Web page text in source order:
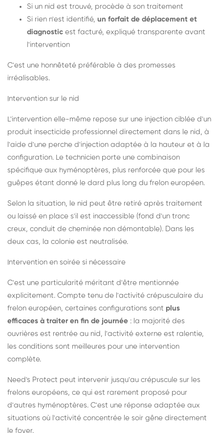
Si un nid est trouvé, procède à son traitement
Si rien n'est identifié, un forfait de déplacement et
diagnostic est facturé, expliqué transparente avant
l'intervention
C'est une honnêteté préférable à des promesses
irréalisables.
Intervention sur le nid
L'intervention elle-même repose sur une injection ciblée d'un
produit insecticide professionnel directement dans le nid, à
l'aide d'une perche d'injection adaptée à la hauteur et à la
configuration. Le technicien porte une combinaison
spécifique aux hyménoptères, plus renforcée que pour les
guêpes étant donné le dard plus long du frelon européen.
Selon la situation, le nid peut être retiré après traitement
ou laissé en place s'il est inaccessible (fond d'un tronc
creux, conduit de cheminée non démontable). Dans les
deux cas, la colonie est neutralisée.
Intervention en soirée si nécessaire
C'est une particularité méritant d'être mentionnée
explicitement. Compte tenu de l'activité crépusculaire du
frelon européen, certaines configurations sont plus
efficaces à traiter en fin de journée : la majorité des
ouvrières est rentrée au nid, l'activité externe est ralentie,
les conditions sont meilleures pour une intervention
complète.
Need's Protect peut intervenir jusqu'au crépuscule sur les
frelons européens, ce qui est rarement proposé pour
d'autres hyménoptères. C'est une réponse adaptée aux
situations où l'activité concentrée le soir gêne directement
le foyer.